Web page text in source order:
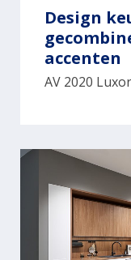
Design
accenten
AV 2020